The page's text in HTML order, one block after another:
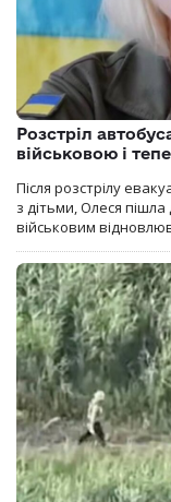
Розстріл
військовою і
Після розстрілу
з дітьми, Олеся
військовим